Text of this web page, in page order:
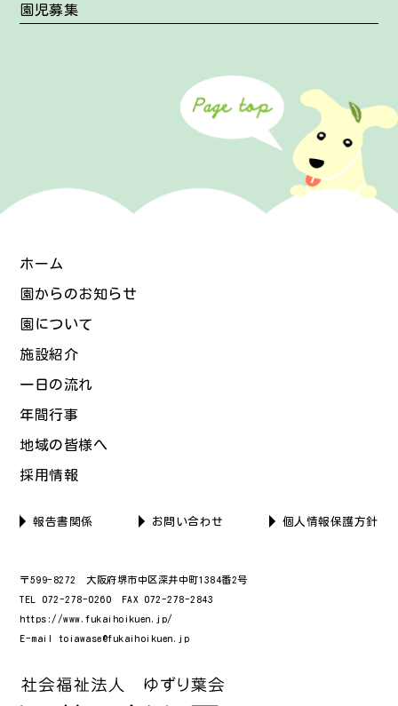
園児募集
ホーム
園からのお知らせ
園について
施設紹介
一日の流れ
年間行事
地域の皆様へ
採用情報
報告書関係 お問い合わせ 個人情報保護方針
〒599-8272 大阪府堺市中区深井中町1384番2号
TEL 072-278-0260 FAX 072-278-2843
https://www.fukaihoikuen.jp/
E-mail toiawase@fukaihoikuen.jp